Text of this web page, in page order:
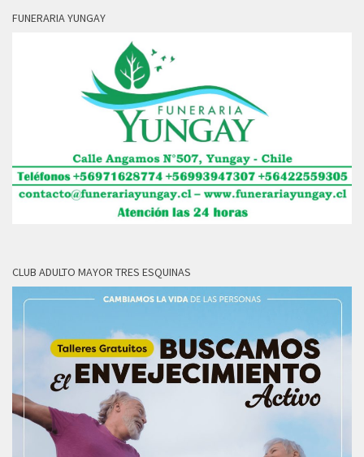
FUNERARIA YUNGAY
CLUB ADULTO MAYOR TRES ESQUINAS